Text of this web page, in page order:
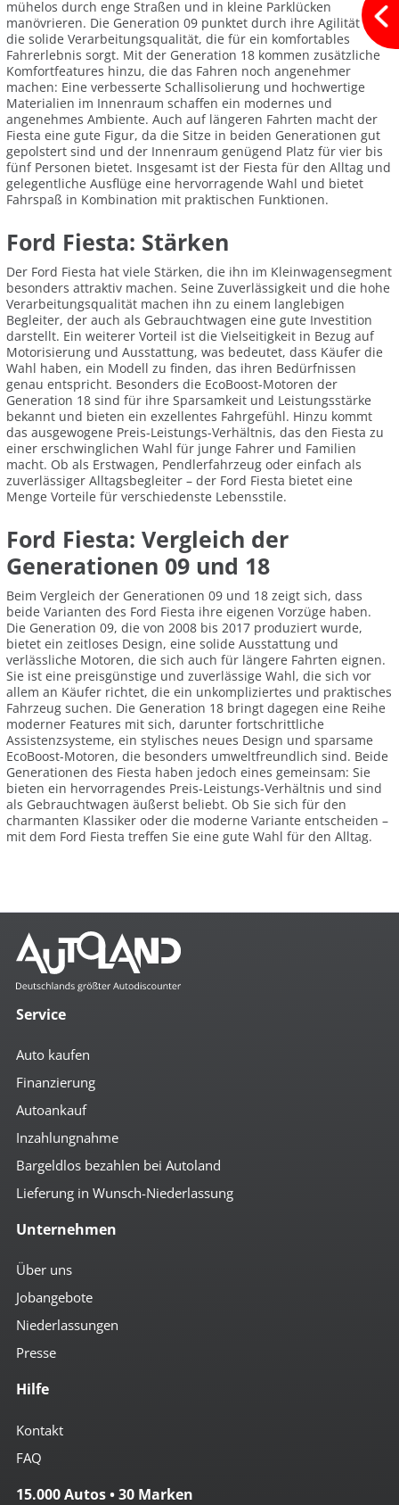
mühelos durch enge Straßen und in kleine Parklücken
manövrieren. Die Generation 09 punktet durch ihre Agilität und
die solide Verarbeitungsqualität, die für ein komfortables
Fahrerlebnis sorgt. Mit der Generation 18 kommen zusätzliche
Komfortfeatures hinzu, die das Fahren noch angenehmer
machen: Eine verbesserte Schallisolierung und hochwertige
Materialien im Innenraum schaffen ein modernes und
angenehmes Ambiente. Auch auf längeren Fahrten macht der
Fiesta eine gute Figur, da die Sitze in beiden Generationen gut
gepolstert sind und der Innenraum genügend Platz für vier bis
fünf Personen bietet. Insgesamt ist der Fiesta für den Alltag und
gelegentliche Ausflüge eine hervorragende Wahl und bietet
Fahrspaß in Kombination mit praktischen Funktionen.
Ford Fiesta: Stärken
Der Ford Fiesta hat viele Stärken, die ihn im Kleinwagensegment
besonders attraktiv machen. Seine Zuverlässigkeit und die hohe
Verarbeitungsqualität machen ihn zu einem langlebigen
Begleiter, der auch als Gebrauchtwagen eine gute Investition
darstellt. Ein weiterer Vorteil ist die Vielseitigkeit in Bezug auf
Motorisierung und Ausstattung, was bedeutet, dass Käufer die
Wahl haben, ein Modell zu finden, das ihren Bedürfnissen
genau entspricht. Besonders die EcoBoost-Motoren der
Generation 18 sind für ihre Sparsamkeit und Leistungsstärke
bekannt und bieten ein exzellentes Fahrgefühl. Hinzu kommt
das ausgewogene Preis-Leistungs-Verhältnis, das den Fiesta zu
einer erschwinglichen Wahl für junge Fahrer und Familien
macht. Ob als Erstwagen, Pendlerfahrzeug oder einfach als
zuverlässiger Alltagsbegleiter – der Ford Fiesta bietet eine
Menge Vorteile für verschiedenste Lebensstile.
Ford Fiesta: Vergleich der
Generationen 09 und 18
Beim Vergleich der Generationen 09 und 18 zeigt sich, dass
beide Varianten des Ford Fiesta ihre eigenen Vorzüge haben.
Die Generation 09, die von 2008 bis 2017 produziert wurde,
bietet ein zeitloses Design, eine solide Ausstattung und
verlässliche Motoren, die sich auch für längere Fahrten eignen.
Sie ist eine preisgünstige und zuverlässige Wahl, die sich vor
allem an Käufer richtet, die ein unkompliziertes und praktisches
Fahrzeug suchen. Die Generation 18 bringt dagegen eine Reihe
moderner Features mit sich, darunter fortschrittliche
Assistenzsysteme, ein stylisches neues Design und sparsame
EcoBoost-Motoren, die besonders umweltfreundlich sind. Beide
Generationen des Fiesta haben jedoch eines gemeinsam: Sie
bieten ein hervorragendes Preis-Leistungs-Verhältnis und sind
als Gebrauchtwagen äußerst beliebt. Ob Sie sich für den
charmanten Klassiker oder die moderne Variante entscheiden –
mit dem Ford Fiesta treffen Sie eine gute Wahl für den Alltag.
Service
Auto kaufen
Finanzierung
Autoankauf
Inzahlungnahme
Bargeldlos bezahlen bei Autoland
Lieferung in Wunsch-Niederlassung
Unternehmen
Über uns
Jobangebote
Niederlassungen
Presse
Hilfe
Kontakt
FAQ
15.000 Autos • 30 Marken